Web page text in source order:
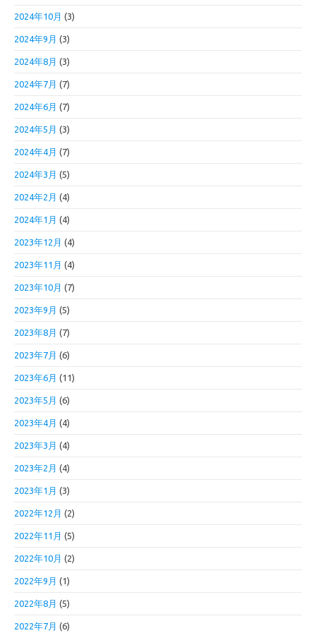
2024年10月 (3)
2024年9月 (3)
2024年8月 (3)
2024年7月 (7)
2024年6月 (7)
2024年5月 (3)
2024年4月 (7)
2024年3月 (5)
2024年2月 (4)
2024年1月 (4)
2023年12月 (4)
2023年11月 (4)
2023年10月 (7)
2023年9月 (5)
2023年8月 (7)
2023年7月 (6)
2023年6月 (11)
2023年5月 (6)
2023年4月 (4)
2023年3月 (4)
2023年2月 (4)
2023年1月 (3)
2022年12月 (2)
2022年11月 (5)
2022年10月 (2)
2022年9月 (1)
2022年8月 (5)
2022年7月 (6)